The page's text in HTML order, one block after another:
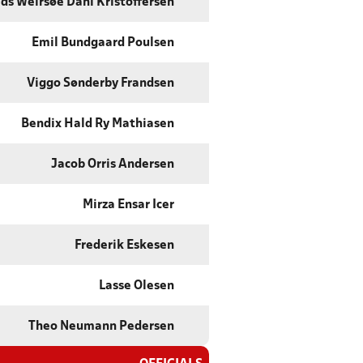
Weirsøe Dahl Kristoffersen
Emil Bundgaard Poulsen
Viggo Sønderby Frandsen
Bendix Hald Ry Mathiasen
Jacob Orris Andersen
Mirza Ensar Icer
Frederik Eskesen
Lasse Olesen
Theo Neumann Pedersen